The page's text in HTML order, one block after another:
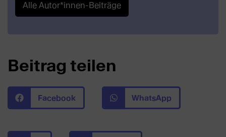
Alle Autor*innen-Beiträge
Beitrag teilen
Facebook WhatsApp